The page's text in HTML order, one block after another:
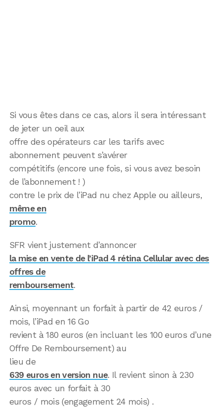
Si vous êtes dans ce cas, alors il sera intéressant
de jeter un oeil aux
offre des opérateurs car les tarifs avec
abonnement peuvent s’avérer
compétitifs (encore une fois, si vous avez besoin
de l’abonnement ! )
contre le prix de l’iPad nu chez Apple ou ailleurs,
même en
promo.
SFR vient justement d’annoncer
la mise en vente de l’iPad 4 rétina Cellular avec des
offres de
remboursement.
Ainsi, moyennant un forfait à partir de 42 euros /
mois, l’iPad en 16 Go
revient à 180 euros (en incluant les 100 euros d’une
Offre De Remboursement) au
lieu de
639 euros en version nue. Il revient sinon à 230
euros avec un forfait à 30
euros / mois (engagement 24 mois) .